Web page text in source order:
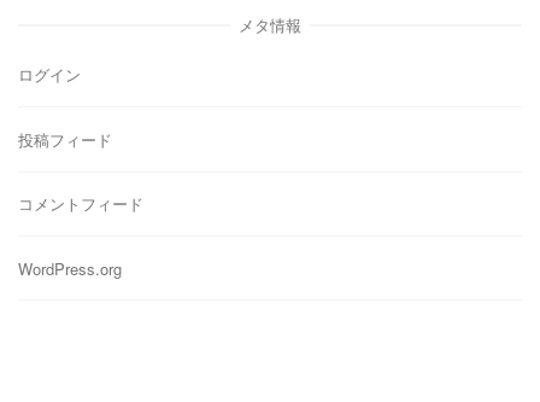
メタ情報
ログイン
投稿フィード
コメントフィード
WordPress.org